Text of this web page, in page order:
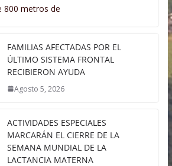
800 metros de
FAMILIAS AFECTADAS POR EL
ÚLTIMO SISTEMA FRONTAL
RECIBIERON AYUDA
Agosto 5, 2026
ACTIVIDADES ESPECIALES
MARCARÁN EL CIERRE DE LA
SEMANA MUNDIAL DE LA
LACTANCIA MATERNA